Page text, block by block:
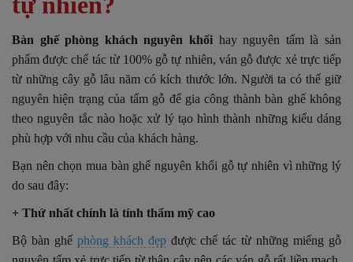
Bàn ghế phòng khách nguyên khối hay nguyên tấm là sản
phẩm được chế tác từ 100% gỗ tự nhiên, ván gỗ được xẻ trực tiếp
từ những cây gỗ lâu năm có kích thước lớn. Người ta có thể giữ
nguyên hiện trạng của tấm gỗ để gia công thành bàn ghế không
theo nguyên tắc nào hoặc xử lý tạo hình thành những kiểu dáng
phù hợp với nhu cầu của khách hàng.
Bạn nên chọn mua bàn ghế nguyên khối gỗ tự nhiên vì những lý
do sau đây:
+ Thứ nhất chính là tính thẩm mỹ cao
Bộ bàn ghế phòng khách đẹpđược chế tác từ những miếng gỗ